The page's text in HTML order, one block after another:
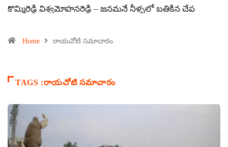
కొమ్మిరెడ్డి విశ్వమోహనరెడ్డి – జనమనే నీళ్ళలో బతికిన చేప
Home రాయచోటి సమాచారం
TAGS :రాయచోటి సమాచారం